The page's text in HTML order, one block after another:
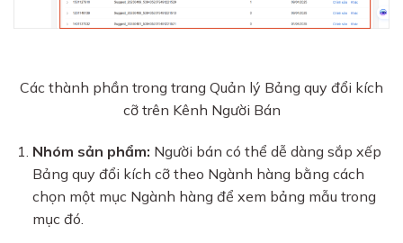
Các thành phần trong trang Quản lý Bảng quy đổi kích
cỡ trên Kênh Người Bán
Nhóm sản phẩm: Người bán có thể dễ dàng sắp xếp
Bảng quy đổi kích cỡ theo Ngành hàng bằng cách
chọn một mục Ngành hàng để xem bảng mẫu trong
mục đó.